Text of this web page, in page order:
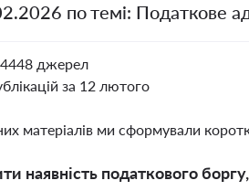
по темі: Податкове
джерел
за 12 лютого
матеріалів ми сформували
наявність податкового